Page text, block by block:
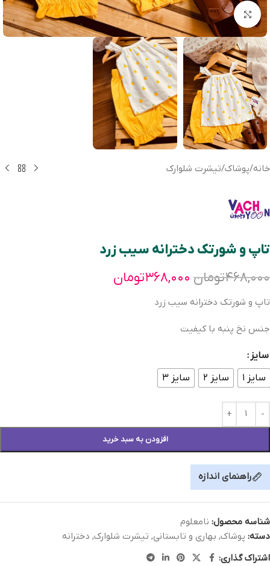
بزرگنمایی تصویر
خانه/پوشاک/تیشرت شلوارک
تاپ و شورتک دخترانه سیب زرد
۴۶۸,۰۰۰تومان ۳۶۸,۰۰۰تومان
تاپ و شورتک دخترانه سیب زرد
جنس نخ پنبه با کیفیت
سایز
سایز ۱
سایز ۲ سایز ۳
افزودن به سبد خرید
راهنمای اندازه
شناسه محصول: نامعلوم
دسته: پوشاک, بهاری و تابستانی, تیشرت شلوارک, دخترانه
اشتراک گذاری: